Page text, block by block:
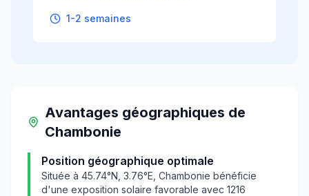
1-2 semaines
Avantages géographiques de
Chambonie
Position géographique optimale
Située à 45.74°N, 3.76°E, Chambonie bénéficie
d'une exposition solaire favorable avec 1216